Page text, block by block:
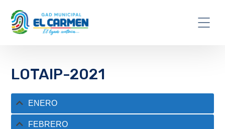
LOTAIP-2021
ENERO
FEBRERO